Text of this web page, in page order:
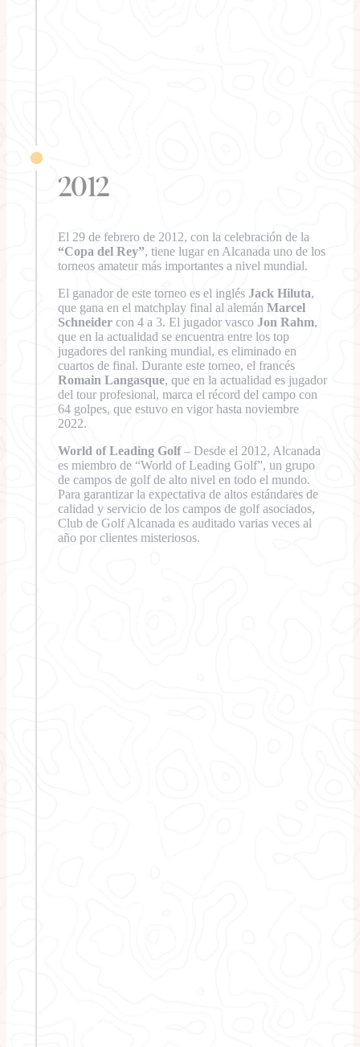
2012
El 29 de febrero de 2012, con la celebración de la
“Copa del Rey”, tiene lugar en Alcanada uno de los
torneos amateur más importantes a nivel mundial.
El ganador de este torneo es el inglés Jack Hiluta,
que gana en el matchplay final al alemán Marcel
Schneidercon 4 a 3. El jugador vasco Jon Rahm,
que en la actualidad se encuentra entre los top
jugadores del ranking mundial, es eliminado en
cuartos de final. Durante este torneo, el francés
Romain Langasque, que en la actualidad es jugador
del tour profesional, marca el récord del campo con
64 golpes, que estuvo en vigor hasta noviembre
2022.
World of Leading Golf– Desde el 2012, Alcanada
es miembro de “World of Leading Golf”, un grupo
de campos de golf de alto nivel en todo el mundo.
Para garantizar la expectativa de altos estándares de
calidad y servicio de los campos de golf asociados,
Club de Golf Alcanada es auditado varias veces al
año por clientes misteriosos.